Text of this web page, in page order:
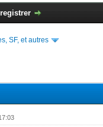
SF, et autres